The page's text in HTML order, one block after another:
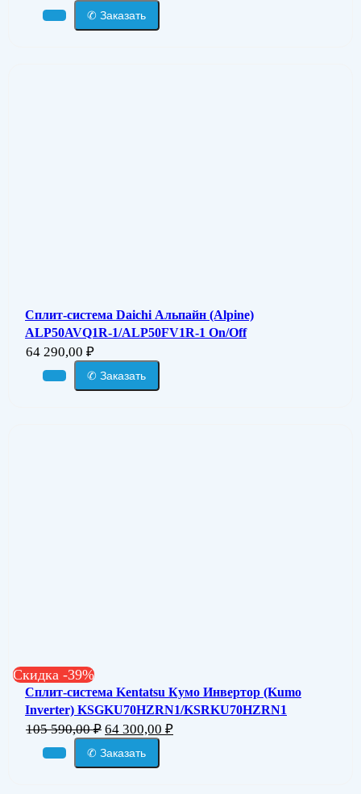
✆ Заказать
Сплит-система Daichi Альпайн (Alpine)
ALP50AVQ1R-1/ALP50FV1R-1 On/Off
64 290,00 ₽
✆ Заказать
Скидка -39%
Сплит-система Kentatsu Кумо Инвертор (Kumo
Inverter) KSGKU70HZRN1/KSRKU70HZRN1
105 590,00₽ 64 300,00 ₽
✆ Заказать